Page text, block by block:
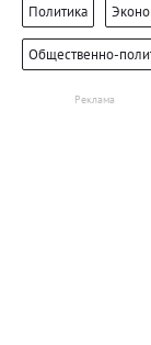
Политика
Общественно-